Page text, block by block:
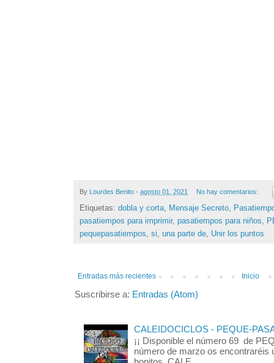
By Lourdes Benito - agosto 01, 2021 No hay comentarios:
Etiquetas: dobla y corta, Mensaje Secreto,
pasatiempos para imprimir, pasatiempos para niños,
pequepasatiempos, si, una parte de, Unir los puntos
Entradas más recientes Inicio
Suscribirse a: Entradas (Atom)
CALEIDOCICLOS - PEQUE-
¡¡ Disponible el número 69 de
número de marzo os encontraréis